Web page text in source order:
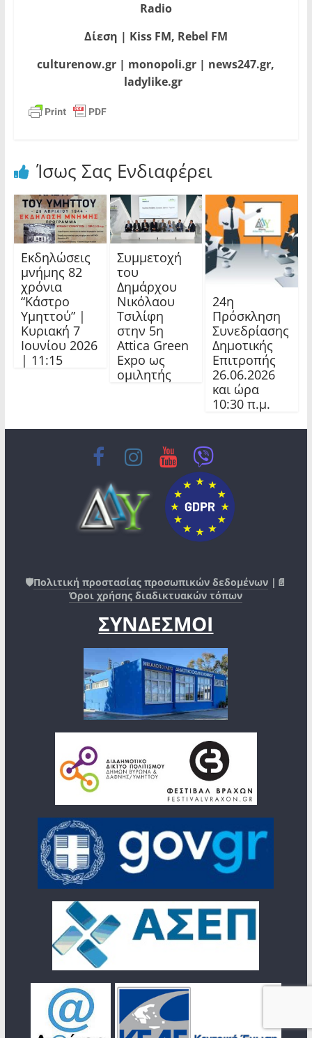
Radio
Δίεση | Kiss FM, Rebel FM
culturenow.gr | monopoli.gr | news247.gr,
ladylike.gr
Ίσως Σας Ενδιαφέρει
Εκδηλώσεις
μνήμης 82
χρόνια
“Κάστρο
Υμηττού” |
Κυριακή 7
Ιουνίου 2026
| 11:15
Συμμετοχή
του
Δημάρχου
Νικόλαου
Τσιλίφη
στην 5η
Attica Green
Expo ως
ομιλητής
24η
Πρόσκληση
Συνεδρίασης
Δημοτικής
Επιτροπής
26.06.2026
και ώρα
10:30 π.μ.
🛡️Πολιτική προστασίας προσωπικών δεδομένων |📄
Όροι χρήσης διαδικτυακών τόπων
ΣΥΝΔΕΣΜΟΙ